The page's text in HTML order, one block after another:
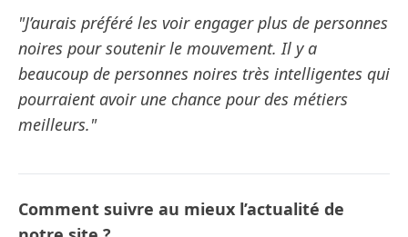
"J’aurais préféré les voir engager plus de personnes
noires pour soutenir le mouvement. Il y a
beaucoup de personnes noires très intelligentes qui
pourraient avoir une chance pour des métiers
meilleurs."
Comment suivre au mieux l’actualité de